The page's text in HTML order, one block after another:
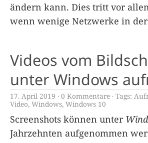
ändern kann. Dies tritt vor
wenn wenige Netzwerke in
Videos vom
unter Windows
17. April 2019 0 Kommentare Tags:
Video, Windows, Windows 10
Screenshots können unter
Jahrzehnten aufgenommen